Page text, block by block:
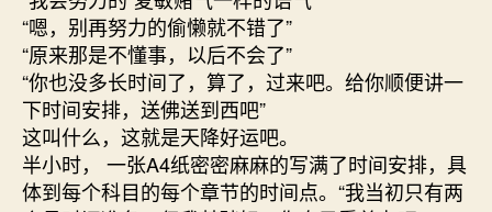
“嗯，别再努力的偷懒就不错了”
“原来那是不懂事，以后不会了”
“你也没多长时间了，算了，过来吧。给你顺便讲一
下时间安排，送佛送到西吧”
这叫什么，这就是天降好运吧。
半小时， 一张A4纸密密麻麻的写满了时间安排，具
体到每个科目的每个章节的时间点。“我当初只有两